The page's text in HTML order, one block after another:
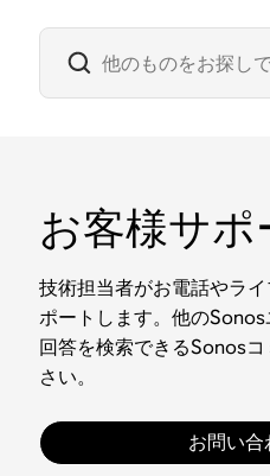
お客様サポ
技術担当者がお電話やラ
ポートします。他のSonos
回答を検索できるSonos
さい。
お問い合